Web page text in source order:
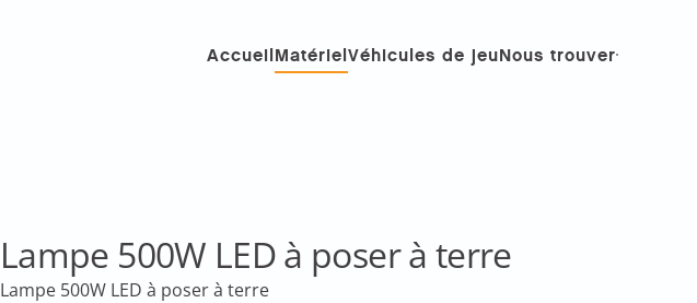
AccueilMatérielVéhicules de jeuNous trouver
Lampe 500W LED à poser à terre
Lampe 500W LED à poser à terre